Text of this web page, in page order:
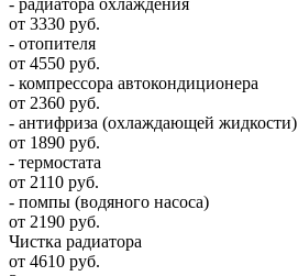
- радиатора охлаждения
от 3330 руб.
- отопителя
от 4550 руб.
- компрессора автокондиционера
от 2360 руб.
- антифриза (охлаждающей жидкости)
от 1890 руб.
- термостата
от 2110 руб.
- помпы (водяного насоса)
от 2190 руб.
Чистка радиатора
от 4610 руб.